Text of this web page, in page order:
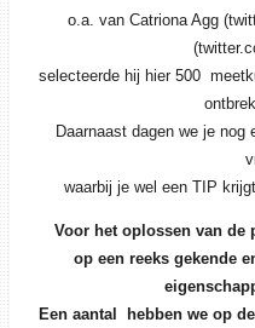
o.a. van Catriona Agg
selecteerde hij hier 500
Daarnaast dagen we je
waarbij je wel een TIP
Voor het oplossen van de
op een reeks gekende
Een aantal hebben we op